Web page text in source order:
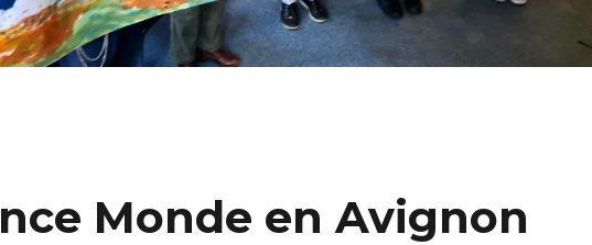
Monde en Avignon